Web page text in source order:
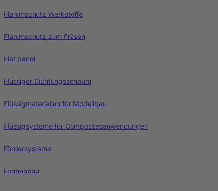
Flammschutz Werkstoffe
Flammschutz zum Fräsen
Flat panel
Flüssiger Dichtungsschaum
Flüssigmaterialien für Modellbau
Flüssigsysteme für Compositesanwendungen
Fördersysteme
Formenbau